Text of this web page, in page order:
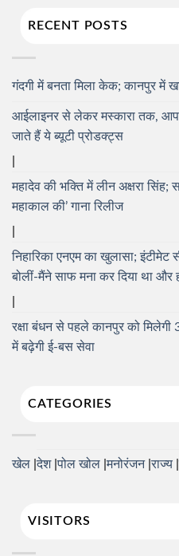
RECENT POSTS
गंदगी में बनता मिला केक; कानपुर में
आईलाइनर से लेकर मस्कारा तक,
जाते हैं ये ब्यूटी प्रोडक्ट्स
महादेव की भक्ति में लीन अक्षरा सिंह;
महाकाल की’ गाना रिलीज
निहारिका एनएम का खुलासा;
बोलीं-मैंने साफ मना कर दिया था और
रक्षा बंधन से पहले कानपुर को
में बढ़ेगी ई-बस सेवा
CATEGORIES
खेल देश पोल खोल मनोरंजन राज्य
VISITORS